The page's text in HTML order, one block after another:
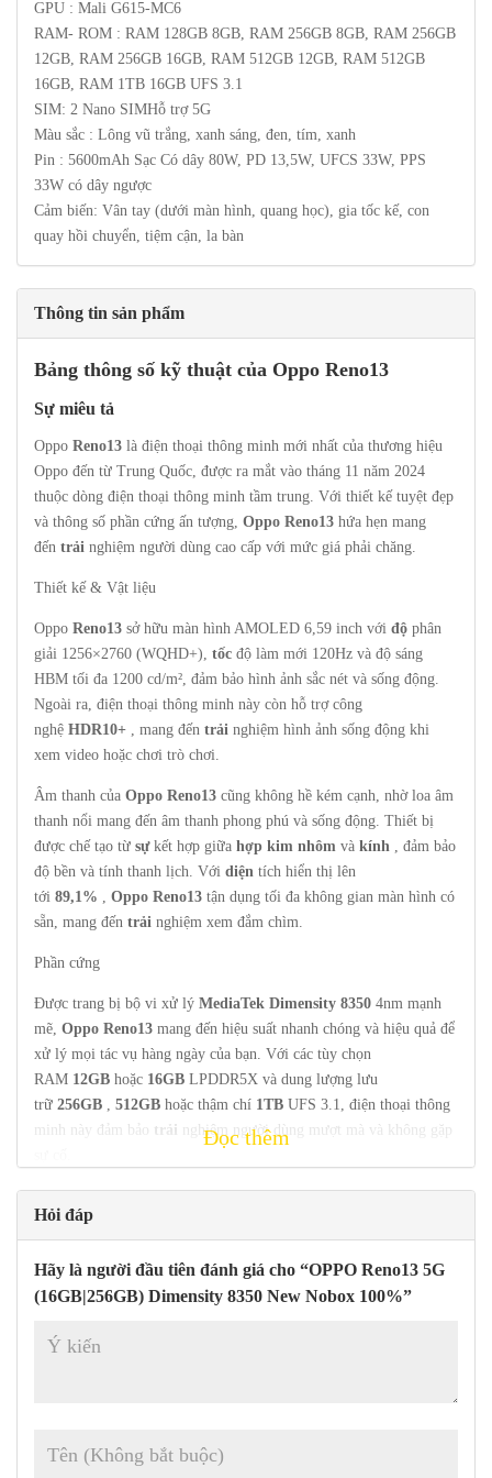
GPU : Mali G615-MC6
RAM- ROM : RAM 128GB 8GB, RAM 256GB 8GB, RAM 256GB
12GB, RAM 256GB 16GB, RAM 512GB 12GB, RAM 512GB
16GB, RAM 1TB 16GB UFS 3.1
SIM: 2 Nano SIMHỗ trợ 5G
Màu sắc : Lông vũ trắng, xanh sáng, đen, tím, xanh
Pin : 5600mAh Sạc Có dây 80W, PD 13,5W, UFCS 33W, PPS
33W có dây ngược
Cảm biến: Vân tay (dưới màn hình, quang học), gia tốc kế, con
quay hồi chuyển, tiệm cận, la bàn
Thông tin sản phẩm
Bảng thông số kỹ thuật của Oppo Reno13
Sự miêu tả
Oppo Reno13 là điện thoại thông minh mới nhất của thương hiệu
Oppo đến từ Trung Quốc, được ra mắt vào tháng 11 năm 2024
thuộc dòng điện thoại thông minh tầm trung. Với thiết kế tuyệt đẹp
và thông số phần cứng ấn tượng, Oppo Reno13 hứa hẹn mang
đến trải nghiệm người dùng cao cấp với mức giá phải chăng.
Thiết kế & Vật liệu
Oppo Reno13 sở hữu màn hình AMOLED 6,59 inch với độ phân
giải 1256×2760 (WQHD+), tốc độ làm mới 120Hz và độ sáng
HBM tối đa 1200 cd/m², đảm bảo hình ảnh sắc nét và sống động.
Ngoài ra, điện thoại thông minh này còn hỗ trợ công
nghệ HDR10+ , mang đến trải nghiệm hình ảnh sống động khi
xem video hoặc chơi trò chơi.
Âm thanh của Oppo Reno13 cũng không hề kém cạnh, nhờ loa âm
thanh nổi mang đến âm thanh phong phú và sống động. Thiết bị
được chế tạo từ sựkết hợp giữa hợp kim nhôm và kính , đảm bảo
độ bền và tính thanh lịch. Với diện tích hiển thị lên
tới 89,1% Oppo Reno13 tận dụng tối đa không gian màn hình có
sẵn, mang đến trải nghiệm xem đắm chìm.
Phần cứng
Được trang bị bộ vi xử lý MediaTek Dimensity 8350 4nm mạnh
mẽ, Oppo Reno13 mang đến hiệu suất nhanh chóng và hiệu quả để
xử lý mọi tác vụ hàng ngày của bạn. Với các tùy chọn
RAM 12GB hoặc 16GB LPDDR5X và dung lượng lưu
trữ 256GB 512GB hoặc thậm chí 1TB UFS 3.1, điện thoại thông
minh này đảm bảo trải nghiệm người dùng mượt mà và không gặp
Vớisốđiểm ấn tượng 1380532 trênAnTuTuv10,Oppo
Reno13có khả năng xử lý các ứng dụng đòi hỏi cấu hình cao và
cường nhờ đầu đọc dấu vân tay tích hợp vào màn hình, đảm bảo
quyền riêng tư của người dùng.
Oppo Reno13
Phòng
Đọc thêm
Hỏi đáp
Hãy là người đầu tiên đánh giá cho “OPPO Reno13 5G
(16GB|256GB) Dimensity 8350 New Nobox 100%”